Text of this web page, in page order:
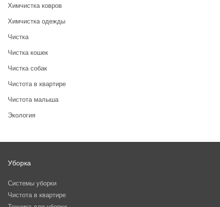
Химчистка ковров
Химчистка одежды
Чистка
Чистка кошек
Чистка собак
Чистота в квартире
Чистота малыша
Экология
Уборка
Системы уборки
Чистота в квартире